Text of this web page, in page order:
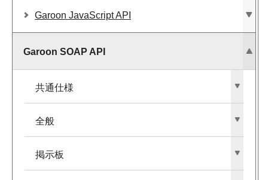
Garoon JavaScript API
Garoon SOAP API
共通仕様
全般
掲示板